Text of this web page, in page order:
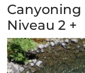
Canyoning
Niveau 2 +